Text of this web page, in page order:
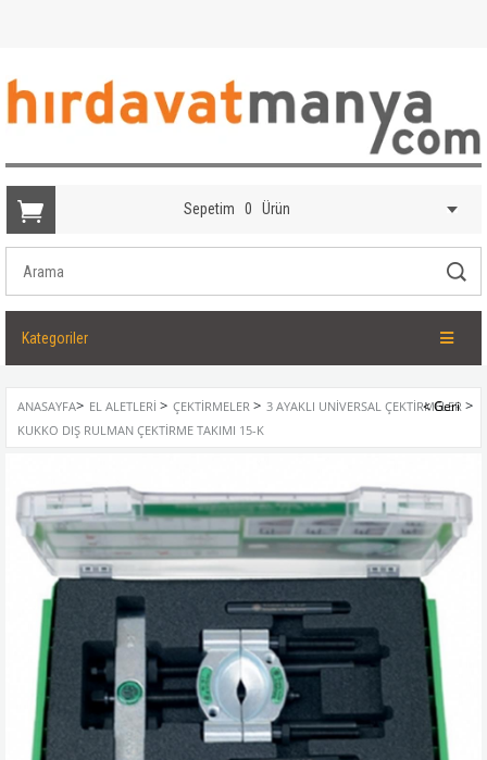
Sepetim 0 Ürün
Kategoriler
ANASAYFA> EL ALETLERI > ÇEKTIRMELER > 3 AYAKLI UNIVERSAL ÇEKTIRMELER >
KUKKO DIŞ RULMAN ÇEKTIRME TAKIMI 15-K